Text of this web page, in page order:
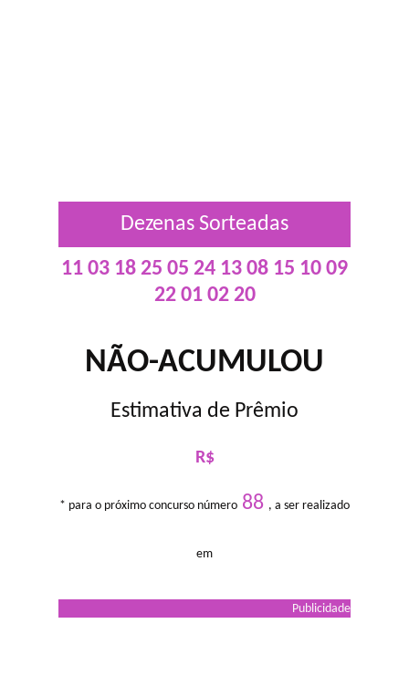
Dezenas Sorteadas
11 03 18 25 05 24 13 08 15 10 09
22 01 02 20
NÃO-ACUMULOU
Estimativa de Prêmio
R$
* para o próximo concurso número 88 , a ser realizado
em
Publicidade